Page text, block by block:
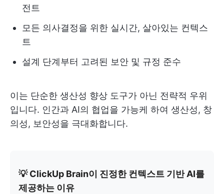
전트
모든 의사결정을 위한 실시간, 살아있는 컨텍스
트
설계 단계부터 고려된 보안 및 규정 준수
이는 단순한 생산성 향상 도구가 아닌 전략적 우위
입니다. 인간과 AI의 협업을 가능케 하여 생산성, 창
의성, 보안성을 극대화합니다.
💡 ClickUp Brain이 진정한 컨텍스트 기반 AI를
제공하는 이유